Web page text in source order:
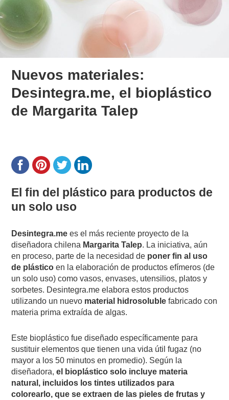
Nuevos materiales:
Desintegra.me, el bioplástico
de Margarita Talep
El fin del plástico para productos de
un solo uso
Desintegra.me es el más reciente proyecto de la
diseñadora chilena Margarita Talep. La iniciativa, aún
en proceso, parte de la necesidad de poner fin al uso
de plástico en la elaboración de productos efímeros (de
un solo uso) como vasos, envases, utensilios, platos y
sorbetes. Desintegra.me elabora estos productos
utilizando un nuevo material hidrosoluble fabricado con
materia prima extraída de algas.
Este bioplástico fue diseñado específicamente para
sustituir elementos que tienen una vida útil fugaz (no
mayor a los 50 minutos en promedio). Según la
diseñadora,el bioplástico solo incluye materia
natural, incluidos los tintes utilizados para
colorearlo, que se extraen de las pieles de frutas y